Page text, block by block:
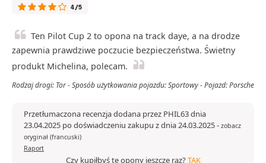
4/5
Ten Pilot Cup 2 to opona na track daye, a na drodze
zapewnia prawdziwe poczucie bezpieczeństwa. Świetny
produkt Michelina, polecam.
Rodzaj drogi: Tor - Sposób użytkowania pojazdu: Sportowy - Pojazd: Porsche
Przetłumaczona recenzja dodana przez PHIL63 dnia
23.04.2025 po doświadczeniu zakupu z dnia 24.03.2025- zobacz
oryginał (francuski)
Raport
Czy kupiłbyś te opony jeszcze raz?TAK